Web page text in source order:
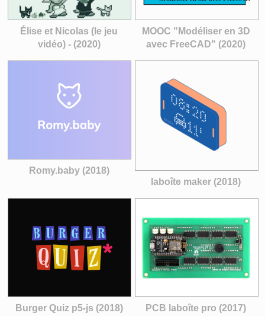
Élise et Nicolas (le jeu
vidéo) - (2020)
MOOC "Modéliser en 3D
avec FreeCAD" (2020)
Romy.baby (2018)
laboîte maker (2018)
Burger Quiz p5*js (2018) PCB laboîte pro (2017)